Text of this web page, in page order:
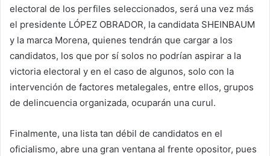
electoral de los perfiles seleccionados, será una vez más
el presidente LÓPEZ OBRADOR, la candidata SHEINBAUM
y la marca Morena, quienes tendrán que cargar a los
candidatos, los que por sí solos no podrían aspirar a la
victoria electoral y en el caso de algunos, solo con la
intervención de factores metalegales, entre ellos, grupos
de delincuencia organizada, ocuparán una curul.
Finalmente, una lista tan débil de candidatos en el
oficialismo, abre una gran ventana al frente opositor, pues